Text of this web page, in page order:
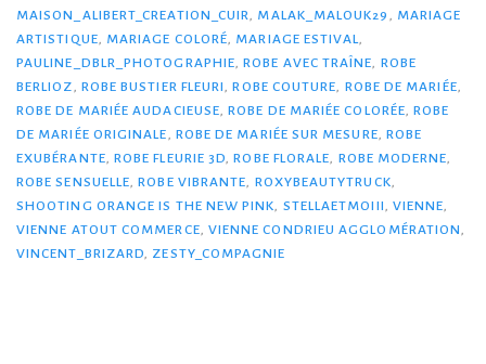
MAISON_ALIBERT_CREATION_CUIR
MALAK_MALOUK29
MARIAGE
ARTISTIQUE
MARIAGE COLORÉ MARIAGE ESTIVAL
PAULINE_DBLR_PHOTOGRAPHIE ,ROBE AVEC TRAÎNE
ROBE
BERLIOZ
ROBE BUSTIER FLEURI ,ROBE COUTURE ROBE DE MARIÉE
ROBE DE MARIÉE AUDACIEUSE ,ROBE DE MARIÉE COLORÉE ,ROBE
DE MARIÉE ORIGINALE
ROBE DE MARIÉE SUR MESURE ROBE
EXUBÉRANTE ROBE FLEURIE 3D ,ROBE FLORALE ROBE MODERNE
ROBE SENSUELLE ,ROBE VIBRANTE ROXYBEAUTYTRUCK
SHOOTING ORANGE IS THE NEW PINK
STELLAETMOIII VIENNE
VIENNE ATOUT COMMERCE VIENNE CONDRIEU AGGLOMÉRATION
VINCENT_BRIZARD
ZESTY_COMPAGNIE